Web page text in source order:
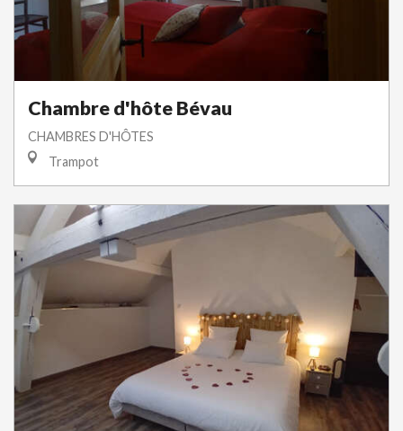
Chambre d'hôte Bévau
CHAMBRES D'HÔTES
Trampot